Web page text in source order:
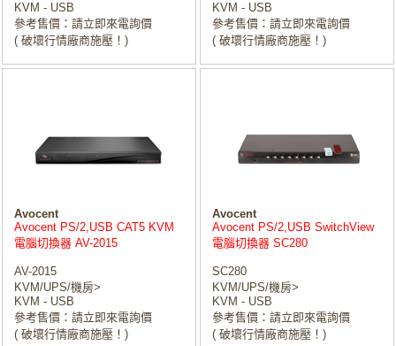
KVM - USB
參考售價：請立即來電詢價
( 破壞行情廠商施壓！)
KVM - USB
參考售價：請立即來電詢價
( 破壞行情廠商施壓！)
Avocent
Avocent PS/2,USB CAT5 KVM
電腦切換器 AV-2015
AV-2015
KVM/UPS/機房>
KVM - USB
參考售價：請立即來電詢價
( 破壞行情廠商施壓！)
Avocent
Avocent PS/2,USB SwitchView
電腦切換器 SC280
SC280
KVM/UPS/機房>
KVM - USB
參考售價：請立即來電詢價
( 破壞行情廠商施壓！)